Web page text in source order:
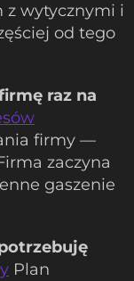
z wytycznymi i
od tego
raz na
firmy —
zaczyna
gaszenie
Plan